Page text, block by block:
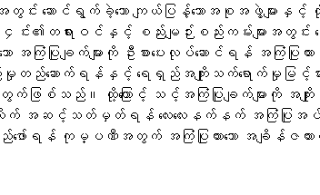
အတွင်း ဆောင်ရွက်ခဲ့သော ကျယ်ပြန့်သောအစုအဖွဲ့များနှင့်
း၏တရားဝင်နှင့် စည်းမျဉ်းစည်းကမ်းများအတွင်း
ကြံပြုချက်များကို ဦးစားပေးလုပ်ဆောင်ရန် အကြံပြုထ
ောက်ရန်နှင့် ရေရှည်အကျိုးသက်ရောက်မှုမြင့်မားသေ
က်ဖြစ်သည်။ ထို့ကြောင့် သင့်အကြံပြုချက်များကို အကျို
အဆင့်သတ်မှတ်ရန် လေးလေးနက်နက် အကြံပြုအ
ည်ဖော်ရန် ကုမ္ပဏီအတွက် အကြံပြုထားသော အချိန်ဇယာ